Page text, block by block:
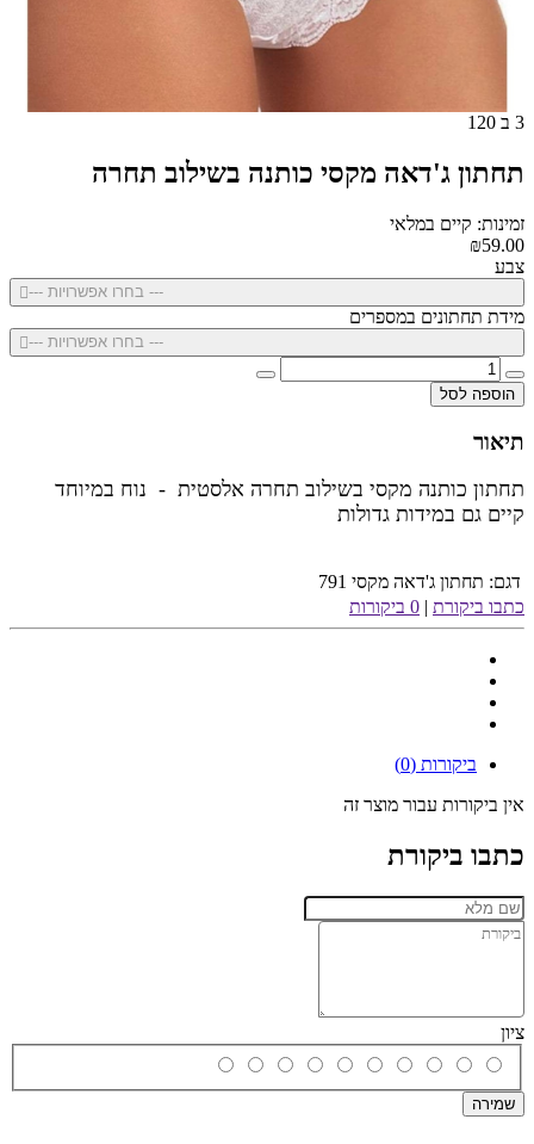
3 ב 120
תחתון ג'דאה מקסי כותנה בשילוב תחרה
זמינות: קיים במלאי
₪59.00
צבע
--- בחרו אפשרויות ---
מידת תחתונים במספרים
--- בחרו אפשרויות ---
הוספה לסל
תיאור
תחתון כותנה מקסי בשילוב תחרה אלסטית - נוח במיוחד
קיים גם במידות גדולות
דגם: תחתון ג'דאה מקסי 791
כתבו ביקורת | 0 ביקורות
ביקורות (0)
אין ביקורות עבור מוצר זה
כתבו ביקורת
ציון
שמירה